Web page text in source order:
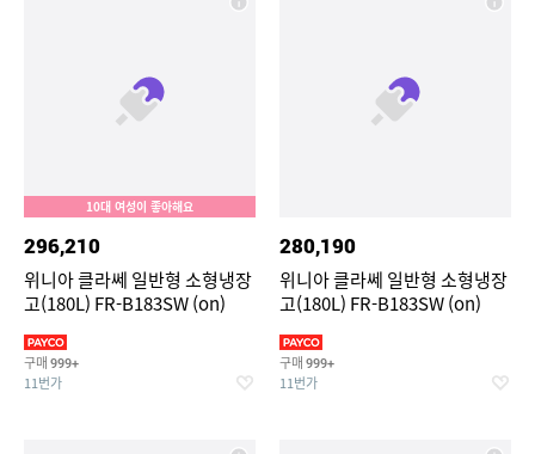
10대 여성이 좋아해요
296,210
위니아 클라쎄 일반형 소형냉장
고(180L) FR-B183SW (on)
구매 999+
11번가
280,190
위니아 클라쎄 일반형 소형냉장
고(180L) FR-B183SW (on)
구매 999+
11번가